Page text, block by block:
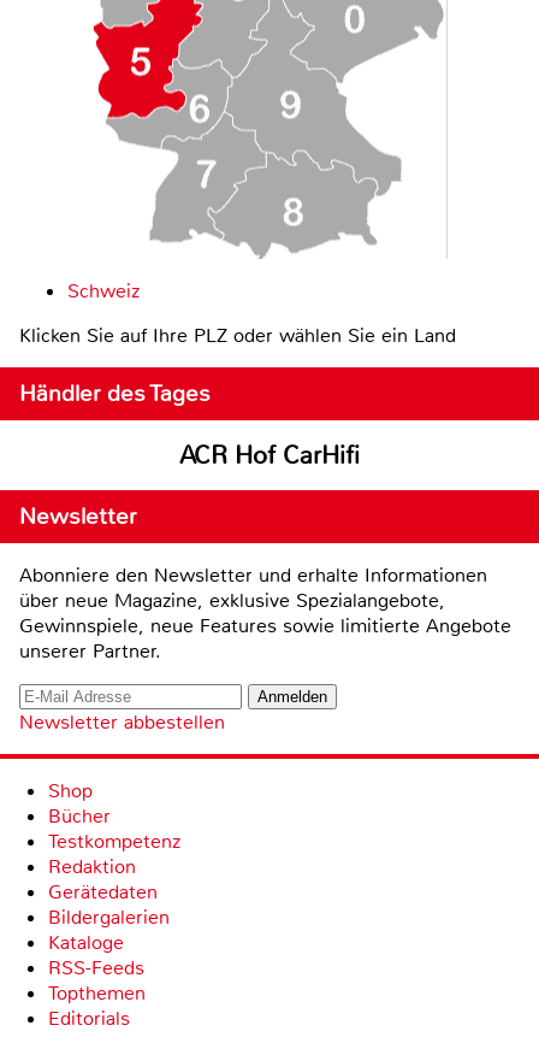
Schweiz
Klicken Sie auf Ihre PLZ oder wählen Sie ein Land
Händler des Tages
ACR Hof CarHifi
Newsletter
Abonniere den Newsletter und erhalte Informationen
über neue Magazine, exklusive Spezialangebote,
Gewinnspiele, neue Features sowie limitierte Angebote
unserer Partner.
Newsletter abbestellen
Shop
Bücher
Testkompetenz
Redaktion
Gerätedaten
Bildergalerien
Kataloge
RSS-Feeds
Topthemen
Editorials